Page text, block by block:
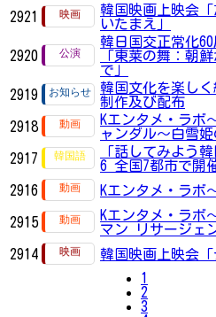
2921
韓国映画上映会
いたまえ」
2920
韓日国交正常化
「東莱の舞：朝
で」
2919
韓国文化を楽し
制作及び配布
2918
Kエンタメ・ラボ
ャンダル～白雪姫
2917
「話してみよう
6 全国7都市で開
2916
Kエンタメ・ラボ
2915
Kエンタメ・ラボ
マン リサージェ
2914 韓国映画上映会「
1
2
3